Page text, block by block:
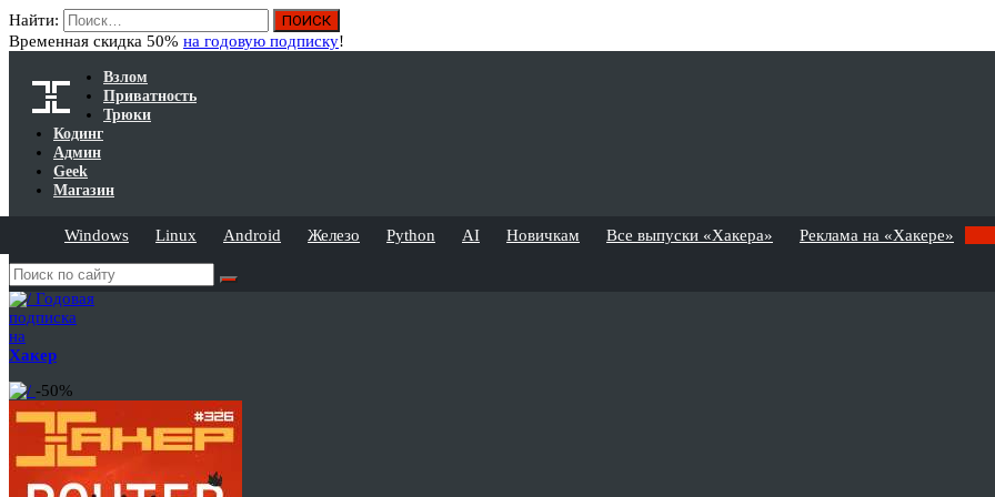
Найти:
Временная скидка 50% на годовую подписку!
Взлом
Приватность
Трюки
Кодинг
Админ
Geek
Магазин
Windows Linux Android Железо Python AI Новичкам Все выпуски «Хакера» Реклама на «Хакере»
Годовая
подписка
на
Хакер
-50%